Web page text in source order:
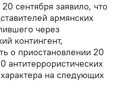
сентября заявило, что
армянских
через
контингент,
о приостановлении 20
антитеррористических
на следующих